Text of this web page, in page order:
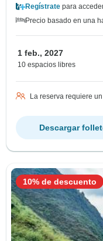
Regístrate para
Precio basado en una
1 feb., 2027
10 espacios libres
La reserva requiere
Descargar
10% de descuento